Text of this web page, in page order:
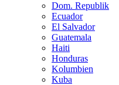
Dom. Republik
Ecuador
El Salvador
Guatemala
Haiti
Honduras
Kolumbien
Kuba